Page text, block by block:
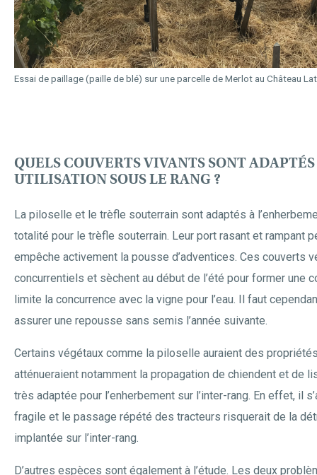
Essai de paillage (paille de blé) sur une parcelle de Merlot au Château
QUELS COUVERTS VIVANTS SONT
UTILISATION SOUS LE RANG ?
La piloselle et le trèfle souterrain sont adaptés à
totalité pour le trèfle souterrain. Leur port rasant et rampant
empêche activement la pousse d’adventices. Ces couverts
concurrentiels et sèchent au début de l’été pour former une
limite la concurrence avec la vigne pour l’eau. Il faut
assurer une repousse sans semis l’année suivante.
Certains végétaux comme la piloselle auraient des
atténueraient notamment la propagation de chiendent et de
très adaptée pour l’enherbement sur l’inter-rang. En effet, il
fragile et le passage répété des tracteurs risquerait de la
implantée sur l’inter-rang.
D’autres espèces sont également à l’étude. Les deux